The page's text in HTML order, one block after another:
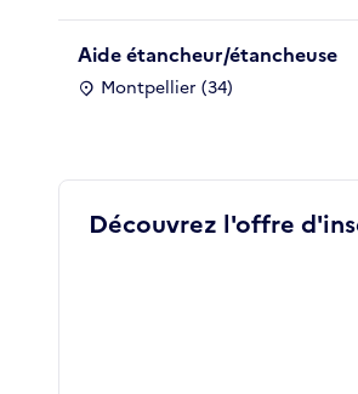
Aide étancheur/étancheuse
Montpellier (34)
Découvrez l'offre